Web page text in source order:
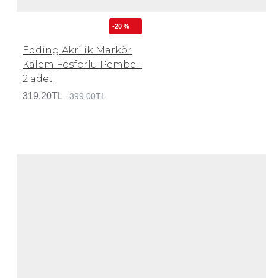
-20 %
Edding Akrilik Markör
Kalem Fosforlu Pembe -
2 adet
319,20TL 399,00TL